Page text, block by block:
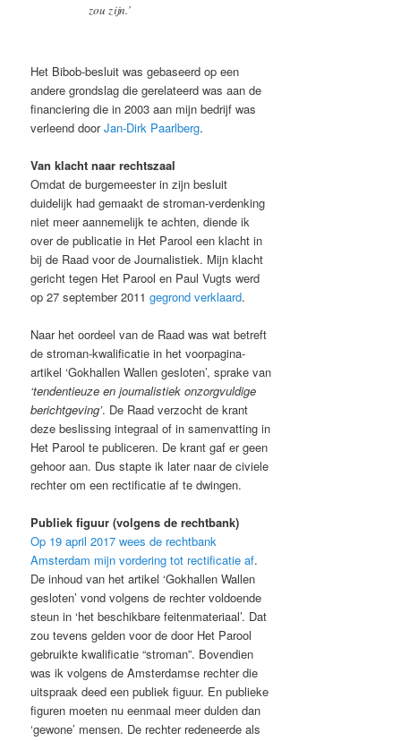
zou zijn.’
Het Bibob-besluit was gebaseerd op een
andere grondslag die gerelateerd was aan de
financiering die in 2003 aan mijn bedrijf was
verleend doorJan-Dirk Paarlberg.
Van klacht naar rechtszaal
Omdat de burgemeester in zijn besluit
duidelijk had gemaakt de stroman-verdenking
niet meer aannemelijk te achten, diende ik
over de publicatie in Het Parool een klacht in
bij de Raad voor de Journalistiek. Mijn klacht
gericht tegen Het Parool en Paul Vugts werd
op 27 september 2011gegrond verklaard.
Naar het oordeel van de Raad was wat betreft
de stroman-kwalificatie in het voorpagina-
artikel ‘Gokhallen Wallen gesloten’, sprake van
‘tendentieuze en journalistiek onzorgvuldige
berichtgeving’. De Raad verzocht de krant
deze beslissing integraal of in samenvatting in
Het Parool te publiceren. De krant gaf er geen
gehoor aan. Dus stapte ik later naar de civiele
rechter om een rectificatie af te dwingen.
Publiek figuur (volgens de rechtbank)
Op 19 april 2017 wees de rechtbank
Amsterdam mijn vordering tot rectificatie af.
De inhoud van het artikel ‘Gokhallen Wallen
gesloten’ vond volgens de rechter voldoende
steun in ‘het beschikbare feitenmateriaal’. Dat
zou tevens gelden voor de door Het Parool
gebruikte kwalificatie “stroman”. Bovendien
was ik volgens de Amsterdamse rechter die
uitspraak deed een publiek figuur. En publieke
figuren moeten nu eenmaal meer dulden dan
‘gewone’ mensen. De rechter redeneerde als